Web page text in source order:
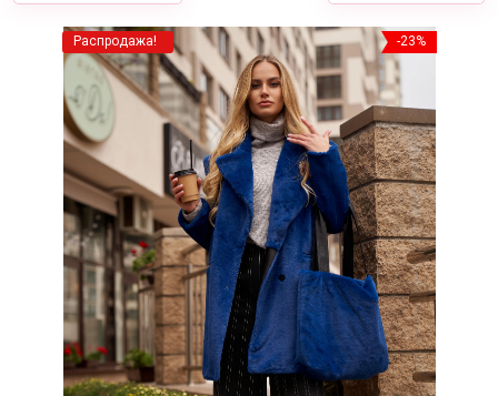
-23%
Распродажа!